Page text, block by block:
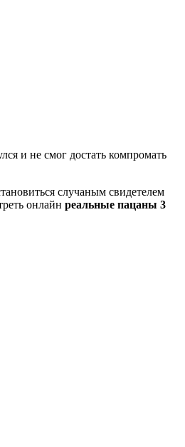
и не смог достать компромать
случаным свидетелем
онлайн реальные пацаны 3